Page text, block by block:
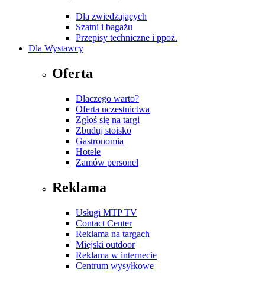
Dla zwiedzających
Szatni i bagażu
Przepisy techniczne i ppoż.
Dla Wystawcy
Oferta
Dlaczego warto?
Oferta uczestnictwa
Zgłoś się na targi
Zbuduj stoisko
Gastronomia
Hotele
Zamów personel
Reklama
Usługi MTP TV
Contact Center
Reklama na targach
Miejski outdoor
Reklama w internecie
Centrum wysyłkowe